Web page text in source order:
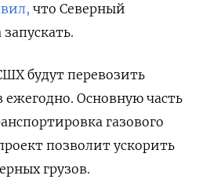
что Северный
будут перевозить
ежегодно. Основную часть
газового
позволит ускорить
грузов.